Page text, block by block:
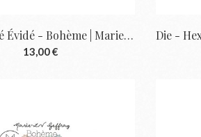
Die - Carré Évidé - Bohème | Marie-LN Geffray
13,00 €